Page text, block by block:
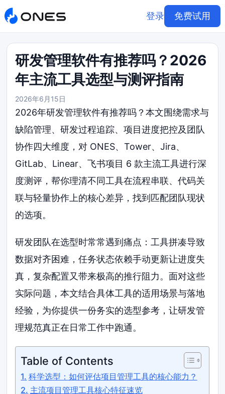
登录 免费试用
研发管理软件有推荐吗？2026
年主流工具选型与测评指南
2026年6月15日
2026年研发管理软件有推荐吗？本文围绕需求与
缺陷管理、研发过程追踪、项目进度把控及团队
协作四大维度，对 ONES、Tower、Jira、
GitLab、Linear、飞书项目 6 款主流工具进行深
度测评，帮你理清不同工具在流程串联、代码关
联与轻量协作上的核心差异，找到匹配团队现状
的选项。
研发团队在选型时常常遇到痛点：工具拼凑导致
数据对齐困难，任务状态依赖手动更新让进度失
真，复杂配置又带来极高的推行阻力。面对这些
实际问题，本文结合具体工具的适用场景与落地
经验，为你提供一份务实的选型参考，让研发管
理规范真正在日常工作中跑通。
Table of Contents
科学选型：如何评估项目管理工具的核心能力？
主流项目管理工具核心特征速览